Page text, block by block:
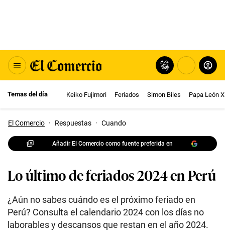
Temas del día Keiko Fujimori Feriados Simon Biles Papa León
El Comercio · Respuestas · Cuando
Añadir El Comercio como fuente preferida en
Lo último de feriados 2024 en Perú
¿Aún no sabes cuándo es el próximo feriado en
Perú? Consulta el calendario 2024 con los días no
laborables y descansos que restan en el año 2024.